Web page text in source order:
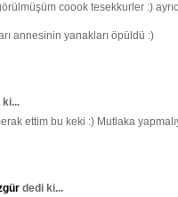
coook tesekkurler :)
annesinin yanakları öpüldü :)
ki...
ettim bu keki :) Mutlaka
dedi ki...